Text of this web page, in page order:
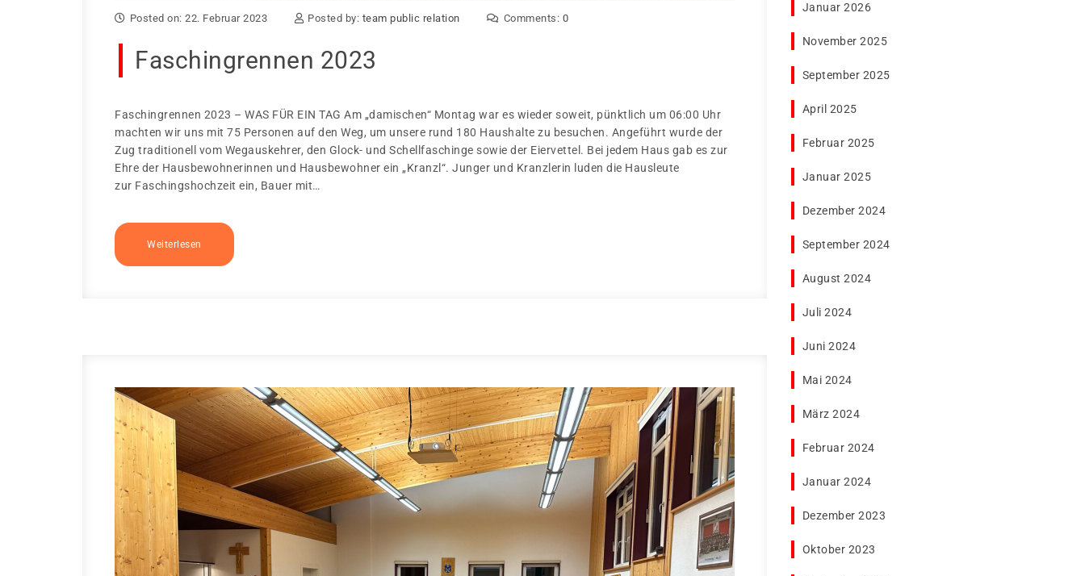
Posted on: 22. Februar 2023 Posted by: team public relation Comments: 0
Faschingrennen 2023
Faschingrennen 2023 – WAS FÜR EIN TAG Am „damischen“ Montag war es wieder soweit, pünktlich um 06:00 Uhr
machten wir uns mit 75 Personen auf den Weg, um unsere rund 180 Haushalte zu besuchen. Angeführt wurde der
Zug traditionell vom Wegauskehrer, den Glock- und Schellfaschinge sowie der Eiervettel. Bei jedem Haus gab es zur
Ehre der Hausbewohnerinnen und Hausbewohner ein „Kranzl“. Junger und Kranzlerin luden die Hausleute
zur Faschingshochzeit ein, Bauer mit…
Weiterlesen
Januar 2026
November 2025
September 2025
April 2025
Februar 2025
Januar 2025
Dezember 2024
September 2024
August 2024
Juli 2024
Juni 2024
Mai 2024
März 2024
Februar 2024
Januar 2024
Dezember 2023
Oktober 2023